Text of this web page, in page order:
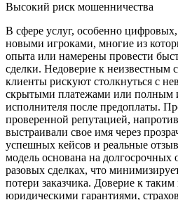
Высокий риск мошенничества
В сфере услуг, особенно
новыми игроками, многие из
опыта или намерены провести
сделки. Недоверие к неизвестным
клиенты рискуют столкнуться с
скрытыми платежами или полным
исполнителя после предоплаты.
проверенной репутацией,
выстраивали свое имя через
успешных кейсов и реальные
модель основана на долгосрочных
разовых сделках, что
потери заказчика. Доверие к
юридическими гарантиями,